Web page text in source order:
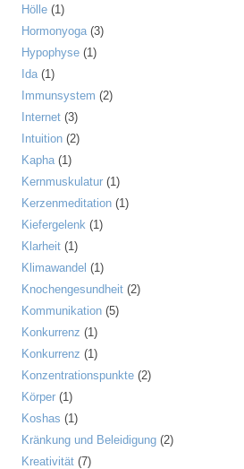
Hölle (1)
Hormonyoga(3)
Hypophyse (1)
Ida(1)
Immunsystem (2)
Internet (3)
Intuition (2)
Kapha(1)
Kernmuskulatur (1)
Kerzenmeditation (1)
Kiefergelenk (1)
Klarheit (1)
Klimawandel (1)
Knochengesundheit (2)
Kommunikation (5)
Konkurrenz (1)
Konkurrenz (1)
Konzentrationspunkte (2)
Körper (1)
Koshas (1)
Kränkung und Beleidigung (2)
Kreativität (7)